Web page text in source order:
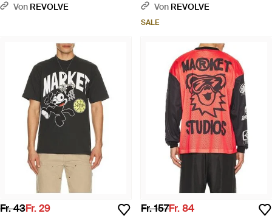
Von REVOLVE
Von REVOLVE
SALE
Fr. 43Fr. 29 Fr. 157Fr. 84